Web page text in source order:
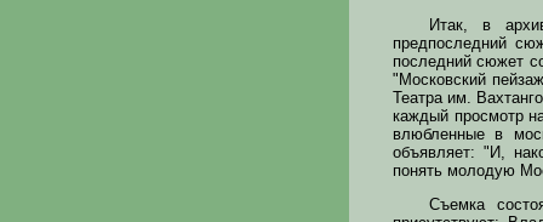
Итак, в
предпоследний
последний сюжет
"Московский
Театра им.
каждый просмотр
влюбленные в
объявляет: "И,
понять молодую
Съемка